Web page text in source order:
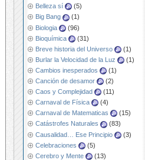
Belleza sí
(5)
Big Bang
(1)
Biologia
(96)
Bioquímica
(31)
Breve historia del Universo
(1)
Burlar la Velocidad de la Luz
(1)
Cambios inesperados
(1)
Canción de desamor
(2)
Caos y Complejidad
(11)
Carnaval de Física
(4)
Carnaval de Matematicas
(15)
Catástrofes Naturales
(83)
Causalidad… Ese Principio
(3)
Celebraciones
(5)
Cerebro y Mente
(13)